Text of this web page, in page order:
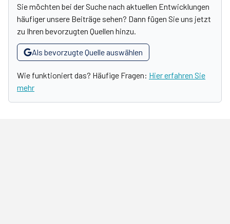
Sie möchten bei der Suche nach aktuellen Entwicklungen
häufiger unsere Beiträge sehen? Dann fügen Sie uns jetzt
zu Ihren bevorzugten Quellen hinzu.
Als bevorzugte Quelle auswählen
Wie funktioniert das? Häufige Fragen: Hier erfahren Sie
mehr